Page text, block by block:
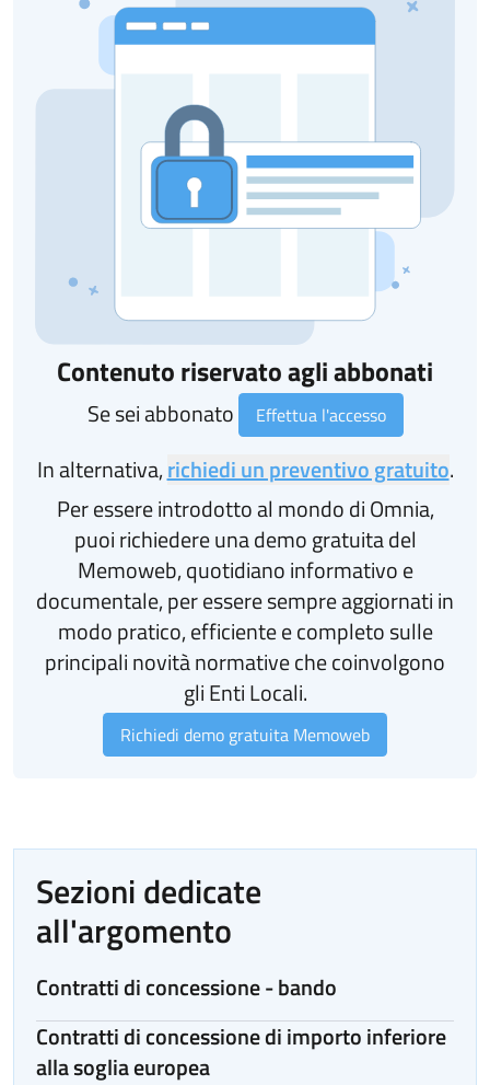
Contenuto riservato agli abbonati
Se sei abbonato Effettua l'accesso
In alternativa,richiedi un preventivo gratuito.
Per essere introdotto al mondo di Omnia,
puoi richiedere una demo gratuita del
Memoweb, quotidiano informativo e
documentale, per essere sempre aggiornati in
modo pratico, efficiente e completo sulle
principali novità normative che coinvolgono
gli Enti Locali.
Richiedi demo gratuita Memoweb
Sezioni dedicate
all'argomento
Contratti di concessione - bando
Contratti di concessione di importo inferiore
alla soglia europea